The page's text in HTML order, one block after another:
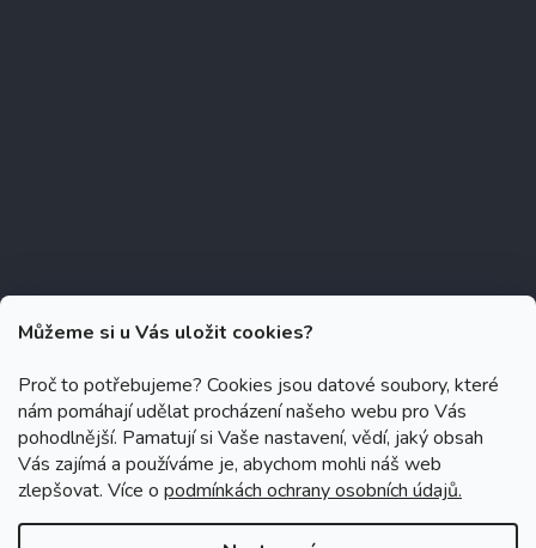
Můžeme si u Vás uložit cookies?
Proč to potřebujeme? Cookies jsou datové soubory, které
nám pomáhají udělat procházení našeho webu pro Vás
pohodlnější. Pamatují si Vaše nastavení, vědí, jaký obsah
Vás zajímá a používáme je, abychom mohli náš web
zlepšovat. Více o podmínkách ochrany osobních údajů.
Copyright 2026 Zubáček.cz . Všechna práva vyhrazena.
Upravit
nastavení cookies
Grafický návrh vytvořil a na Shoptet implementoval Tomáš Hlad
Shoptetak.cz.